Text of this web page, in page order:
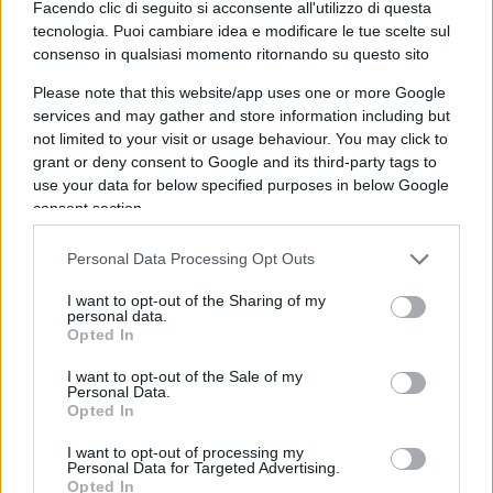
Facendo clic di seguito si acconsente all'utilizzo di questa
tecnologia. Puoi cambiare idea e modificare le tue scelte sul
consenso in qualsiasi momento ritornando su questo sito
Please note that this website/app uses one or more Google
services and may gather and store information including but
not limited to your visit or usage behaviour. You may click to
grant or deny consent to Google and its third-party tags to
use your data for below specified purposes in below Google
consent section.
Personal Data Processing Opt Outs
I want to opt-out of the Sharing of my
personal data.
Opted In
I want to opt-out of the Sale of my
Personal Data.
Opted In
I want to opt-out of processing my
Personal Data for Targeted Advertising.
Opted In
dello stesso attribuendo la giusta priorità ad ogni
singola esigenza, ciò è efficace soprattutto per i
figli adolescenti.
Pertanto, sarebbe auspicabile, senza far diventare
ciò uno stress, ovviamente,costituire dei fondi
di cassa per ogni gruppo o insieme di esigenze
ovvero destinare ad esse, costantemente, e dopo
tipo di spesa, un certo importo al mese
(arrotondando per
trovarsi mai indifetto).
entrate mensili incinque gruppiognuno dei quali